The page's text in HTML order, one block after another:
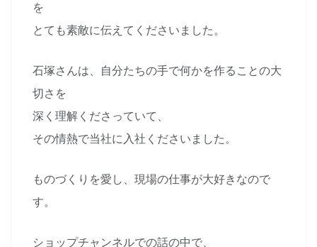
を
とても素敵に伝えてくださいました。
石塚さんは、自分たちの手で何かを作ることの大
切さを
深く理解くださっていて、
その情熱で当社に入社くださいました。
ものづくりを愛し、現場の仕事が大好きなので
す。
ショップチャンネルでの話の中で、